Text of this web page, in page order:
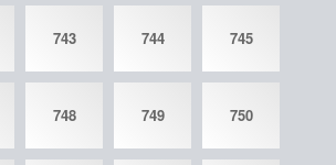
743 744 745
748 749 750